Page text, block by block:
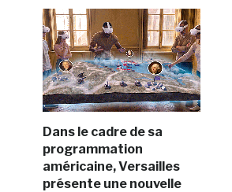
Dans le cadre de sa
programmation
américaine, Versailles
présente une nouvelle